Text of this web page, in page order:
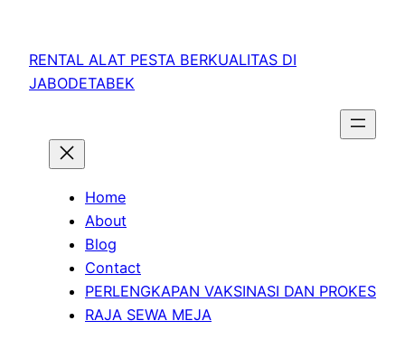
RENTAL ALAT PESTA BERKUALITAS DI
JABODETABEK
Home
About
Blog
Contact
PERLENGKAPAN VAKSINASI DAN PROKES
RAJA SEWA MEJA